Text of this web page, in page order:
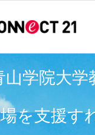
山学院大
を支援す